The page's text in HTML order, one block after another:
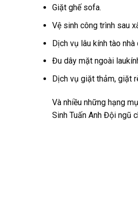
Giặt ghế sofa.
Vệ sinh công trình sau
Dịch vụ lâu kính tào nhà
Đu dây mặt ngoài
Dịch vụ giặt thảm, giặt
Và nhiều những hạng
Sinh Tuấn Anh Đội ngũ